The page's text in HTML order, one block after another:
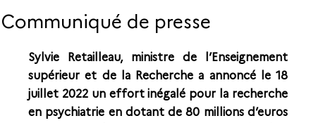
Communiqué de presse
Sylvie Retailleau, ministre de l’Enseignement
supérieur et de la Recherche a annoncé le 18
juillet 2022 un effort inégalé pour la recherche
en psychiatrie en dotant de 80 millions d’euros